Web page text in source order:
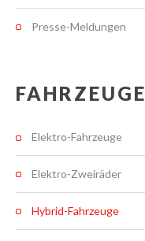
Presse-Meldungen
FAHRZEUGE
Elektro-Fahrzeuge
Elektro-Zweiräder
Hybrid-Fahrzeuge